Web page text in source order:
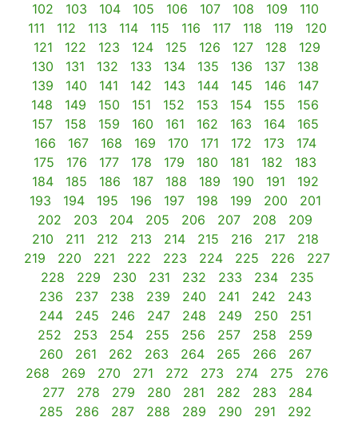
102
103 104 105 106 107 108 109
110
111
112 113 114 115 116 117 118 119
120
121
122 123 124 125 126 127 128
129
130
131 132 133 134 135 136 137
138
139
140 141 142 143 144 145 146
147
148
149 150 151 152 153 154 155
156
157
158 159 160 161 162 163 164
165
166
167 168 169 170 171 172 173
174
175
176 177 178 179 180 181 182
183
184
185 186 187 188 189 190 191
192
193
194 195 196 197 198 199 200
201
202
203 204 205 206 207 208
209
210
211 212 213 214 215 216 217
218
219
220 221 222 223 224 225 226
227
228
229 230 231 232 233 234
235
236
237 238 239 240 241 242
243
244
245 246 247 248 249 250
251
252
253 254 255 256 257 258
259
260
261 262 263 264 265 266
267
268
269 270 271 272 273 274 275
276
277
278 279 280 281 282 283
284
285
286 287 288 289 290 291
292